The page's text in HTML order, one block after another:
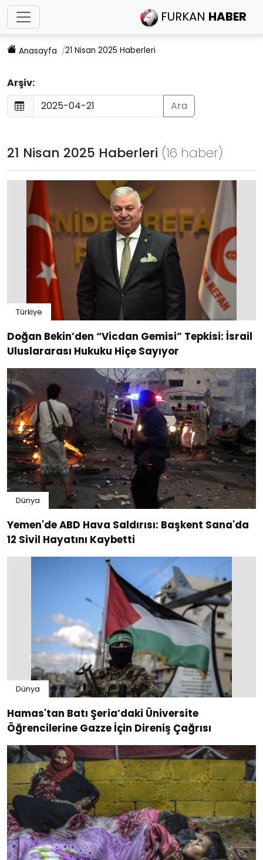
FURKAN HABER
Anasayfa 21 Nisan 2025 Haberleri
Arşiv:
Ara
21 Nisan 2025 Haberleri (16 haber)
Türkiye
Doğan Bekin’den “Vicdan Gemisi” Tepkisi: İsrail
Uluslararası Hukuku Hiçe Sayıyor
Dünya
Yemen'de ABD Hava Saldırısı: Başkent Sana'da
12 Sivil Hayatını Kaybetti
Dünya
Hamas'tan Batı Şeria’daki Üniversite
Öğrencilerine Gazze İçin Direniş Çağrısı